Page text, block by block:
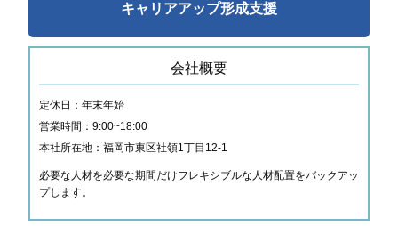
キャリアアップ形成支援
会社概要
定休日：年末年始
営業時間：9:00~18:00
本社所在地：福岡市東区社領1丁目12-1
必要な人材を必要な期間だけフレキシブルな人材配置をバックアッ
プします。